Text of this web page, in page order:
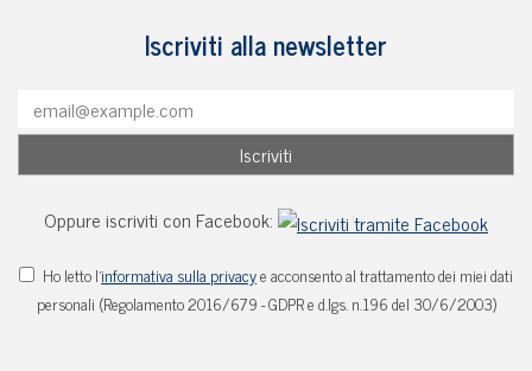
Iscriviti alla newsletter
Oppure iscriviti con Facebook:
Ho letto l'informativa sulla privacye acconsento al trattamento dei miei dati
personali (Regolamento 2016/679 - GDPR e d.lgs. n.196 del 30/6/2003)